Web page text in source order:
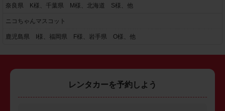
奈良県 K様、千葉県 M様、北海道 S様、他
ニコちゃんマスコット
鹿児島県 I様、福岡県 F様、岩手県 O様、他
レンタカーを予約しよう